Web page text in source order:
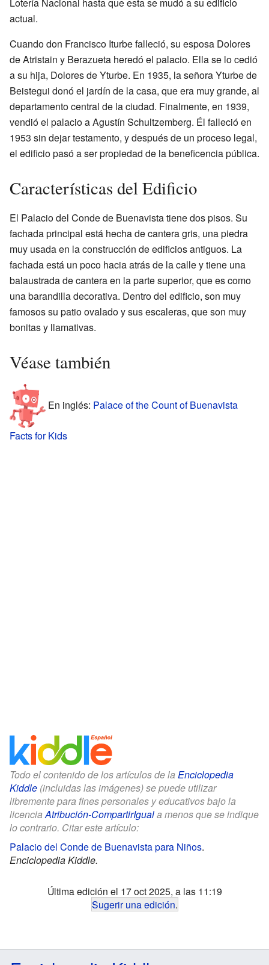
Lotería Nacional hasta que esta se mudó a su edificio
actual.
Cuando don Francisco Iturbe falleció, su esposa Dolores
de Atristain y Berazueta heredó el palacio. Ella se lo cedió
a su hija, Dolores de Yturbe. En 1935, la señora Yturbe de
Beistegui donó el jardín de la casa, que era muy grande, al
departamento central de la ciudad. Finalmente, en 1939,
vendió el palacio a Agustín Schultzemberg. Él falleció en
1953 sin dejar testamento, y después de un proceso legal,
el edificio pasó a ser propiedad de la beneficencia pública.
Características del Edificio
El Palacio del Conde de Buenavista tiene dos pisos. Su
fachada principal está hecha de cantera gris, una piedra
muy usada en la construcción de edificios antiguos. La
fachada está un poco hacia atrás de la calle y tiene una
balaustrada de cantera en la parte superior, que es como
una barandilla decorativa. Dentro del edificio, son muy
famosos su patio ovalado y sus escaleras, que son muy
bonitas y llamativas.
Véase también
En inglés: Palace of the Count of Buenavista
Facts for Kids
Todo el contenido de los artículos de la Enciclopedia
Kiddle (incluidas las imágenes) se puede utilizar
libremente para fines personales y educativos bajo la
licenciaAtribución-CompartirIguala menos que se indique
lo contrario. Citar este artículo:
Palacio del Conde de Buenavista para Niños.
Enciclopedia Kiddle.
Última edición el 17 oct 2025, a las 11:19
Sugerir una edición.